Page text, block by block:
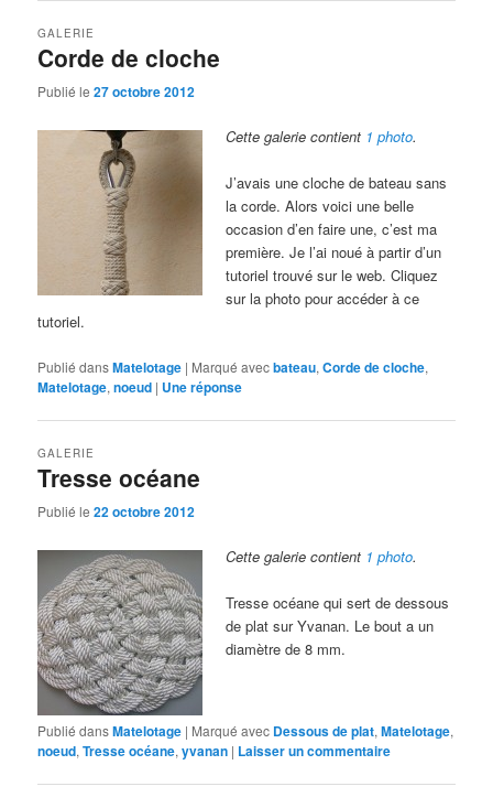
Corde de cloche
GALERIE
Publié le27 octobre 2012
Cette galerie contient 1 photo.
J’avais une cloche de bateau sans
la corde. Alors voici une belle
occasion d’en faire une, c’est ma
première. Je l’ai noué à partir d’un
tutoriel trouvé sur le web. Cliquez
sur la photo pour accéder à ce
tutoriel.
Publié dansMatelotage | Marqué avecbateau,Corde de cloche,
Matelotage,noeud | Uneréponse
Tresse océane
GALERIE
Publié le22 octobre 2012
Cette galerie contient 1 photo.
Tresse océane qui sert de dessous
de plat sur Yvanan. Le bout a un
diamètre de 8 mm.
Publié dansMatelotage | Marqué avec Dessous de plat,Matelotage,
noeud,Tresse océane,yvanan | Laisser un commentaire